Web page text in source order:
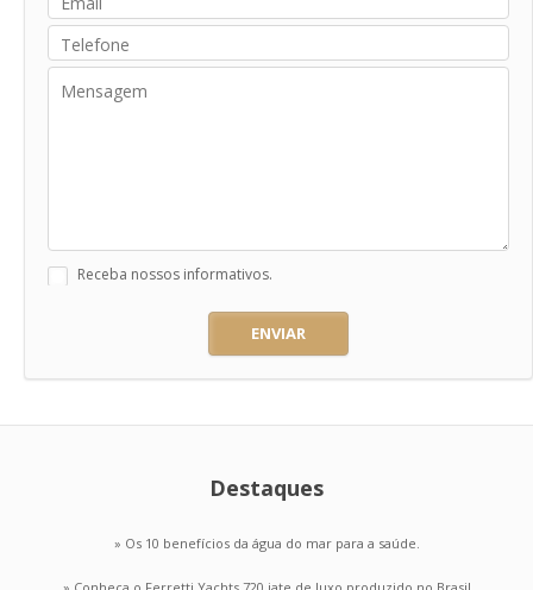
Receba nossos informativos.
ENVIAR
Destaques
» Os 10 benefícios da água do mar para a saúde.